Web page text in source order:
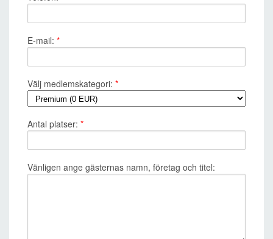
E-mail: *
Välj medlemskategori: *
Antal platser: *
Vänligen ange gästernas namn, företag och titel: